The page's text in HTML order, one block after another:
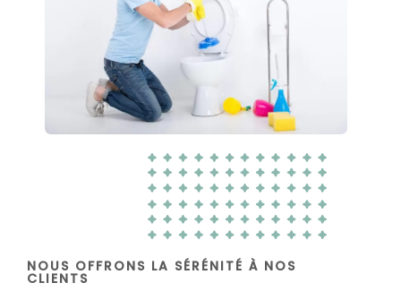
NOUS OFFRONS LA SÉRÉNITÉ À NOS
CLIENTS